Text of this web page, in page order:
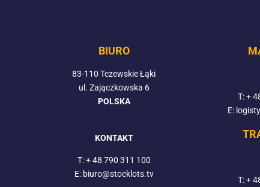
BIURO
83-110 Tczewskie Łąki
ul. Zajączkowska 6
POLSKA
KONTAKT
T:+ 48 790 311 100
E: biuro@stocklots.tv
T:+
E:
T:+